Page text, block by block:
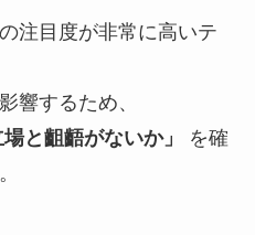
注目度が非常に高いテ
響するため、
と齟齬がないか」
を確